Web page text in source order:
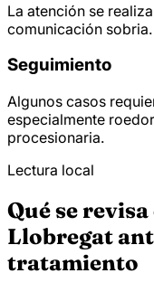
La atención se
comunicación sobria.
Seguimiento
Algunos casos
especialmente
procesionaria.
Lectura local
Qué se
Llobregat
tratamiento